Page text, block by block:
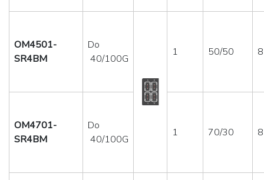
OM4501-
SR4BM
Do
40/100G
1 50/50
OM4701-
SR4BM
Do
40/100G
1 70/30